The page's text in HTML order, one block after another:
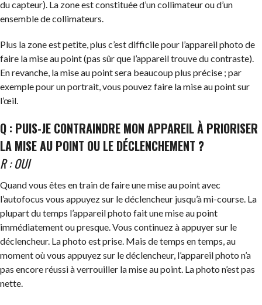
du capteur). La zone est constituée d’un collimateur ou d’un
ensemble de collimateurs.
Plus la zone est petite, plus c’est difficile pour l’appareil photo de
faire la mise au point (pas sûr que l’appareil trouve du contraste).
En revanche, la mise au point sera beaucoup plus précise ; par
exemple pour un portrait, vous pouvez faire la mise au point sur
l’œil.
Q : PUIS-JE CONTRAINDRE MON APPAREIL À PRIORISER
LA MISE AU POINT OU LE DÉCLENCHEMENT ?
R : OUI
Quand vous êtes en train de faire une mise au point avec
l’autofocus vous appuyez sur le déclencheur jusqu’à mi-course. La
plupart du temps l’appareil photo fait une mise au point
immédiatement ou presque. Vous continuez à appuyer sur le
déclencheur. La photo est prise. Mais de temps en temps, au
moment où vous appuyez sur le déclencheur, l’appareil photo n’a
pas encore réussi à verrouiller la mise au point. La photo n’est pas
nette.